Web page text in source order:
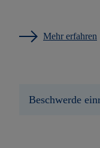
Mehr erfahren
Beschwerde